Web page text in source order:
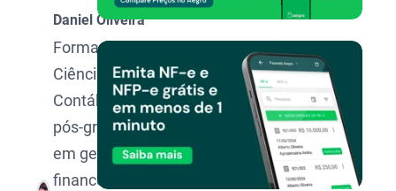
Daniel Oliveira
Formado em
Ciências
Contábeis,
pós-graduado
em gestão
financeira,